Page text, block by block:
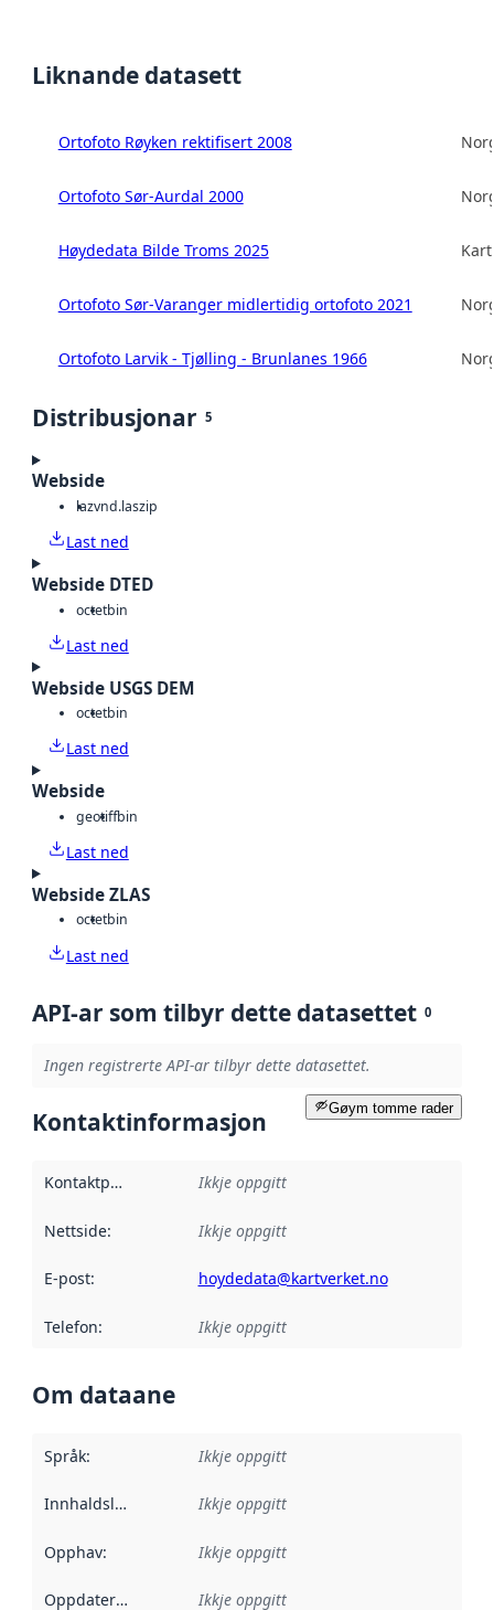
Liknande datasett
Ortofoto Røyken rektifisert 2008
Ortofoto Sør-Aurdal 2000
Høydedata Bilde Troms 2025
Ortofoto Sør-Varanger midlertidig ortofoto 2021
Ortofoto Larvik - Tjølling - Brunlanes 1966
Distribusjonar 5
Webside
lazvnd.laszip
Last ned
Webside DTED
octetbin
Last ned
Webside USGS DEM
octetbin
Last ned
Webside
geotiffbin
Last ned
Webside ZLAS
octetbin
Last ned
API-ar som tilbyr dette datasettet 0
Ingen registrerte API-ar tilbyr dette datasettet.
Gøym tomme rader
Kontaktinformasjon
Kontaktpunkt Ikkje oppgitt
Nettside: Ikkje oppgitt
E-post: hoydedata@kartverket.no
Telefon: Ikkje oppgitt
Om dataane
Språk: Ikkje oppgitt
Innhaldsleverandørar :
Ikkje oppgitt
Opphav: Ikkje oppgitt
Oppdateringsfrekvens :
Ikkje oppgitt